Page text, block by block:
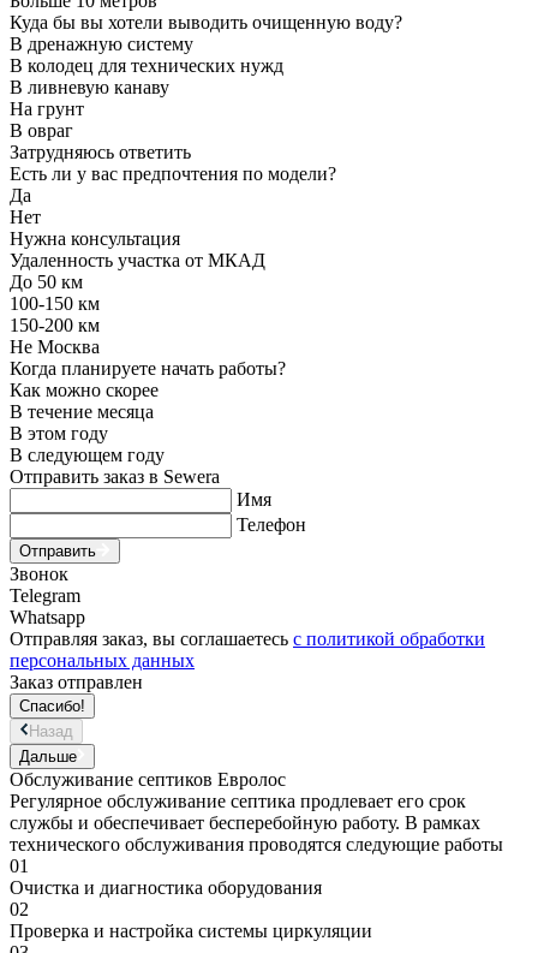
Куда бы вы хотели выводить очищенную воду?
В дренажную систему
В колодец для технических нужд
В ливневую канаву
На грунт
В овраг
Затрудняюсь ответить
Есть ли у вас предпочтения по модели?
Да
Нет
Нужна консультация
Удаленность участка от МКАД
До 50 км
100-150 км
150-200 км
Не Москва
Когда планируете начать работы?
Как можно скорее
В течение месяца
В этом году
В следующем году
Отправить заказ в Sewera
Имя
Телефон
Отправить
Звонок
Telegram
Whatsapp
Отправляя заказ, вы соглашаетесь с политикой обработки
персональных данных
Заказ отправлен
Спасибо!
Назад
Дальше
Обслуживание септиков Евролос
Регулярное обслуживание септика продлевает его срок
службы и обеспечивает бесперебойную работу. В рамках
технического обслуживания проводятся следующие работы
01
Очистка и диагностика оборудования
02
Проверка и настройка системы циркуляции